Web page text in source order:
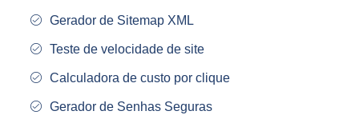
Gerador de Sitemap XML
Teste de velocidade de site
Calculadora de custo por clique
Gerador de Senhas Seguras